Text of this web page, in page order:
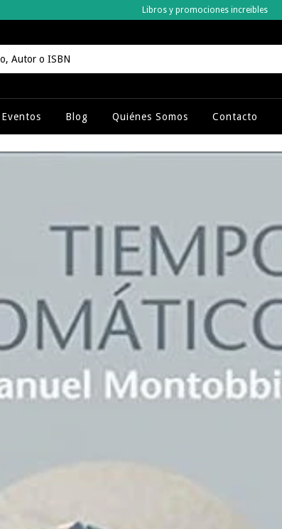
Libros y promociones increibles
Eventos Blog Quiénes Somos Contacto